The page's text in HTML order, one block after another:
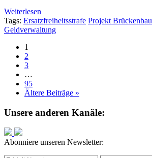
Weiterlesen
Tags: Ersatzfreiheitsstrafe Projekt Brückenbau
Geldverwaltung
1
2
3
…
95
Ältere Beiträge »
Unsere anderen Kanäle:
Abonniere unseren Newsletter: